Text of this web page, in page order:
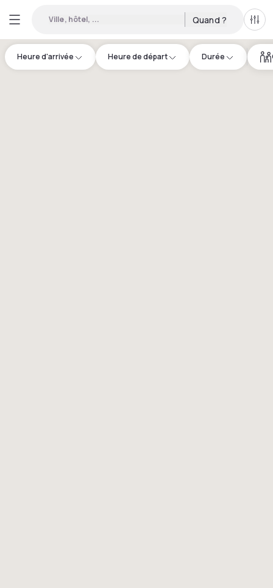
Ville, hôtel, ... Quand ?
Heure d'arrivée Heure de départ Durée